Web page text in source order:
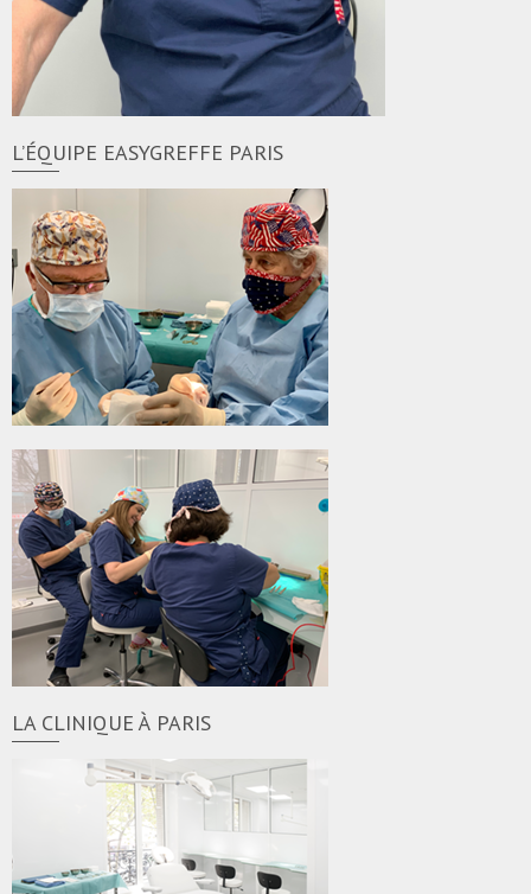
L’ÉQUIPE EASYGREFFE PARIS
LA CLINIQUE À PARIS